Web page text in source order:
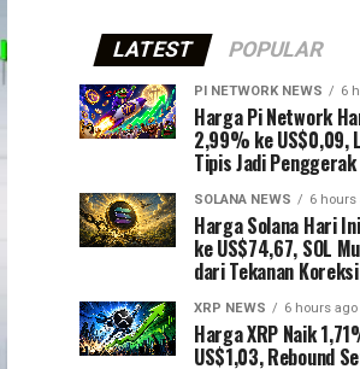
LATEST POPULAR
PI NETWORK NEWS 6
Harga Pi Network
2,99% ke US$0,09,
Tipis Jadi
SOLANA NEWS 6 hours
Harga Solana Hari
ke US$74,67, SOL
dari Tekanan Koreksi
XRP NEWS 6 hours ago
Harga XRP Naik
US$1,03, Rebound